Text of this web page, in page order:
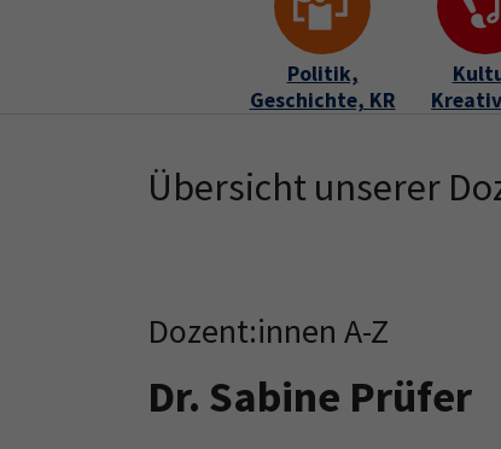
Politik,
Geschichte, KR
Übersicht unserer
Dozent:innen A-Z
Dr. Sabine Prüfer